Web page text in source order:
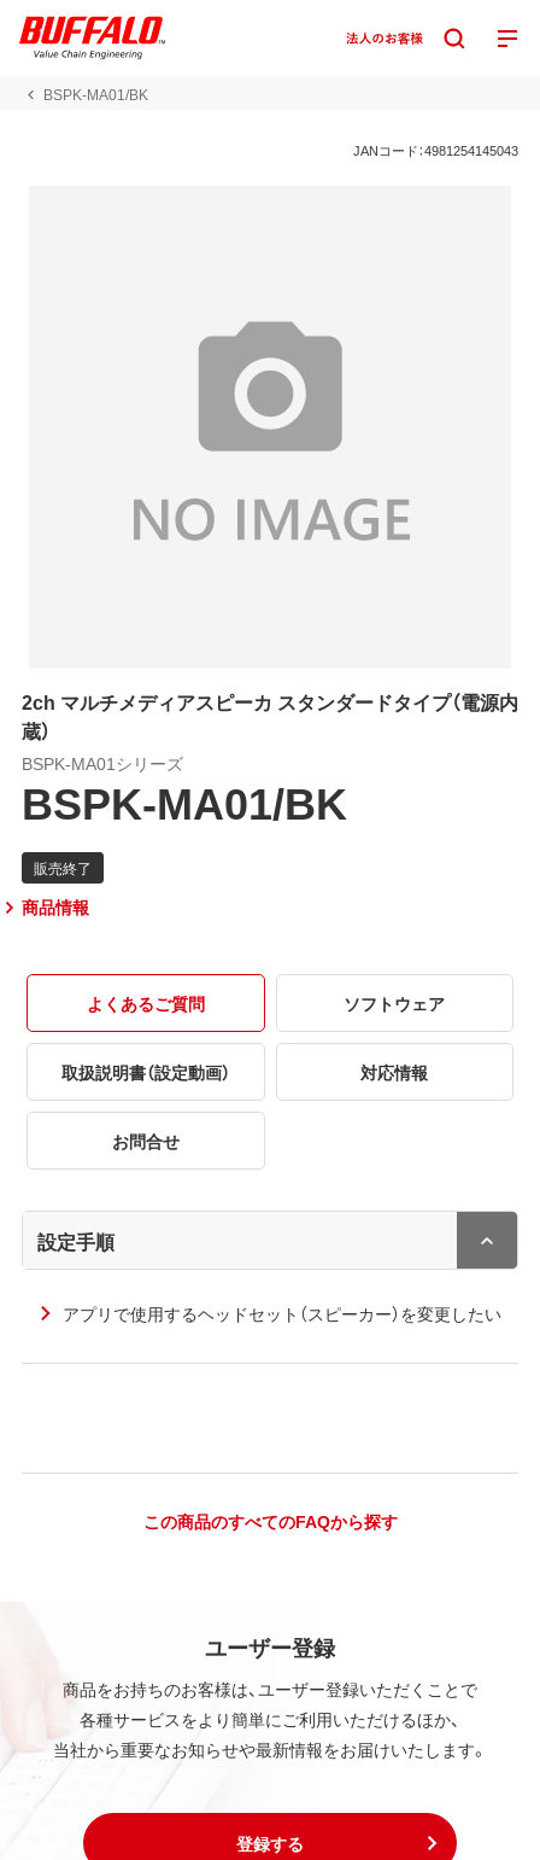
BSPK-MA01/BK
JANコード：4981254145043
2ch マルチメディアスピーカ スタンダードタイプ（電源内
蔵）
BSPK-MA01シリーズ
BSPK-MA01/BK
商品情報
よくあるご質問 ソフトウェア
取扱説明書（設定動画） 対応情報
お問合せ
設定手順
アプリで使用するヘッドセット（スピーカー）を変更したい
この商品のすべてのFAQから探す
ユーザー登録
商品をお持ちのお客様は、ユーザー登録いただくことで
各種サービスをより簡単にご利用いただけるほか、
当社から重要なお知らせや最新情報をお届けいたします。
登録する